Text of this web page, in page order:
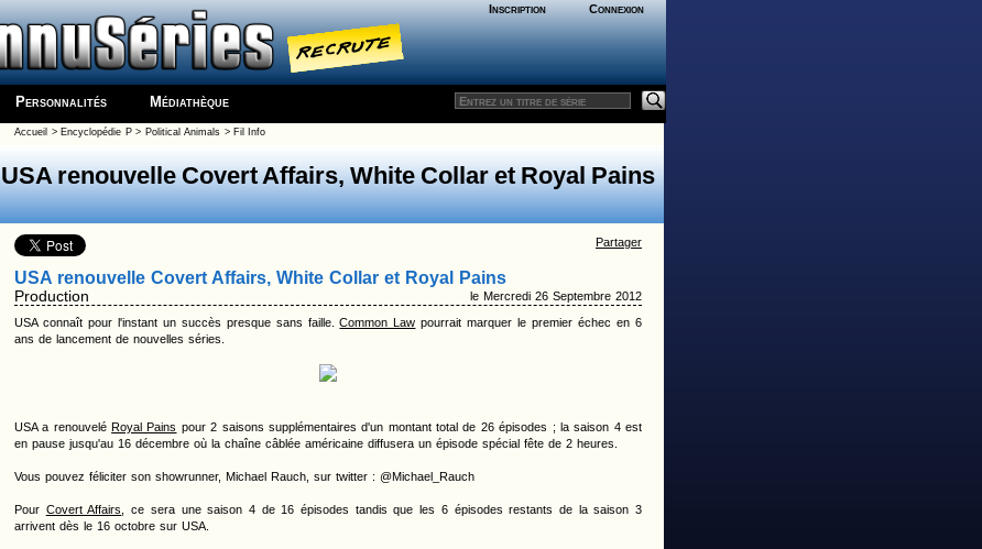
Inscription Connexion
Personnalités Médiathèque
Accueil > Encyclopédie P> Political Animals > Fil Info
USA renouvelle Covert Affairs, White Collar et Royal Pains
Partager
USA renouvelle Covert Affairs, White Collar et Royal Pains
le Mercredi 26 Septembre 2012
Production
USA connaît pour l'instant un succès presque sans faille.Common Law pourrait marquer le premier échec en 6
ans de lancement de nouvelles séries.
USA a renouveléRoyal Pains pour 2 saisons supplémentaires d'un montant total de 26 épisodes ; la saison 4 est
en pause jusqu'au 16 décembre où la chaîne câblée américaine diffusera un épisode spécial fête de 2 heures.
Vous pouvez féliciter son showrunner, Michael Rauch, sur twitter : @Michael_Rauch
Pour Covert Affairs
, ce sera une saison 4 de 16 épisodes tandis que les 6 épisodes restants de la saison 3
arrivent dès le 16 octobre sur USA.